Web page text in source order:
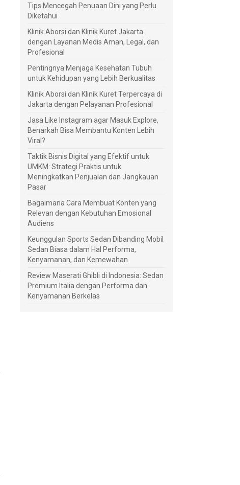
Tips Mencegah Penuaan Dini yang Perlu
Diketahui
Klinik Aborsi dan Klinik Kuret Jakarta
dengan Layanan Medis Aman, Legal, dan
Profesional
Pentingnya Menjaga Kesehatan Tubuh
untuk Kehidupan yang Lebih Berkualitas
Klinik Aborsi dan Klinik Kuret Terpercaya di
Jakarta dengan Pelayanan Profesional
Jasa Like Instagram agar Masuk Explore,
Benarkah Bisa Membantu Konten Lebih
Viral?
Taktik Bisnis Digital yang Efektif untuk
UMKM: Strategi Praktis untuk
Meningkatkan Penjualan dan Jangkauan
Pasar
Bagaimana Cara Membuat Konten yang
Relevan dengan Kebutuhan Emosional
Audiens
Keunggulan Sports Sedan Dibanding Mobil
Sedan Biasa dalam Hal Performa,
Kenyamanan, dan Kemewahan
Review Maserati Ghibli di Indonesia: Sedan
Premium Italia dengan Performa dan
Kenyamanan Berkelas